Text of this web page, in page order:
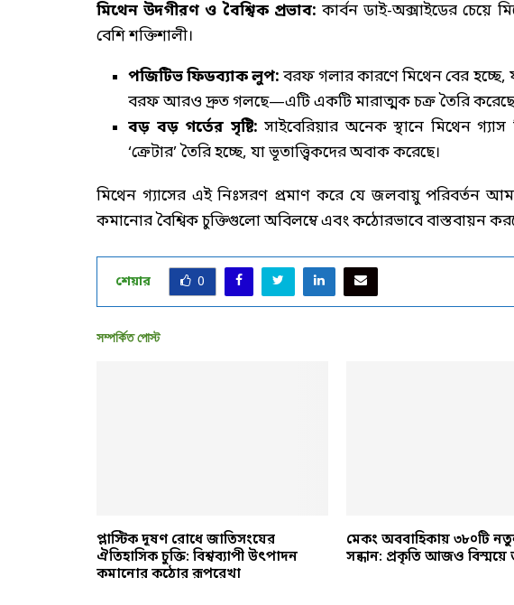
মিথেন উদগীরণ ও বৈশ্বিক প্রভাব: কার্বন ডাই-অক্সাইডের চেয়ে
বেশি শক্তিশালী।
পজিটিভ ফিডব্যাক লুপ: বরফ গলার কারণে মিথেন বের
বরফ আরও দ্রুত গলছে—এটি একটি মারাত্মক চক্র তৈরি
বড় বড় গর্তের সৃষ্টি: সাইবেরিয়ার অনেক স্থানে মিথেন
‘ক্রেটার’ তৈরি হচ্ছে, যা ভূতাত্ত্বিকদের অবাক করেছে।
মিথেন গ্যাসের এই নিঃসরণ প্রমাণ করে যে জলবায়ু পরিবর্তন
কমানোর বৈশ্বিক চুক্তিগুলো অবিলম্বে এবং কঠোরভাবে বাস্তবায়ন
শেয়ার 0
সম্পর্কিত পোস্ট
প্লাস্টিক দূষণ রোধে জাতিসংঘের
ঐতিহাসিক চুক্তি: বিশ্বব্যাপী উৎপাদন
কমানোর কঠোর রূপরেখা
মেকং অববাহিকায় ৩৮০টি
সন্ধান: প্রকৃতি আজও